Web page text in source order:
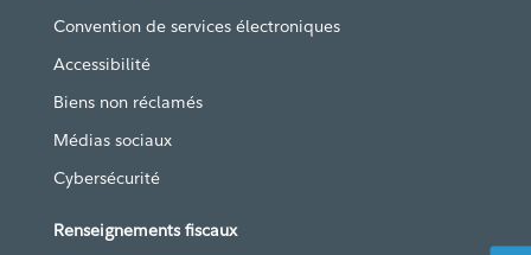
Convention de services électroniques
Accessibilité
Biens non réclamés
Médias sociaux
Cybersécurité
Renseignements fiscaux